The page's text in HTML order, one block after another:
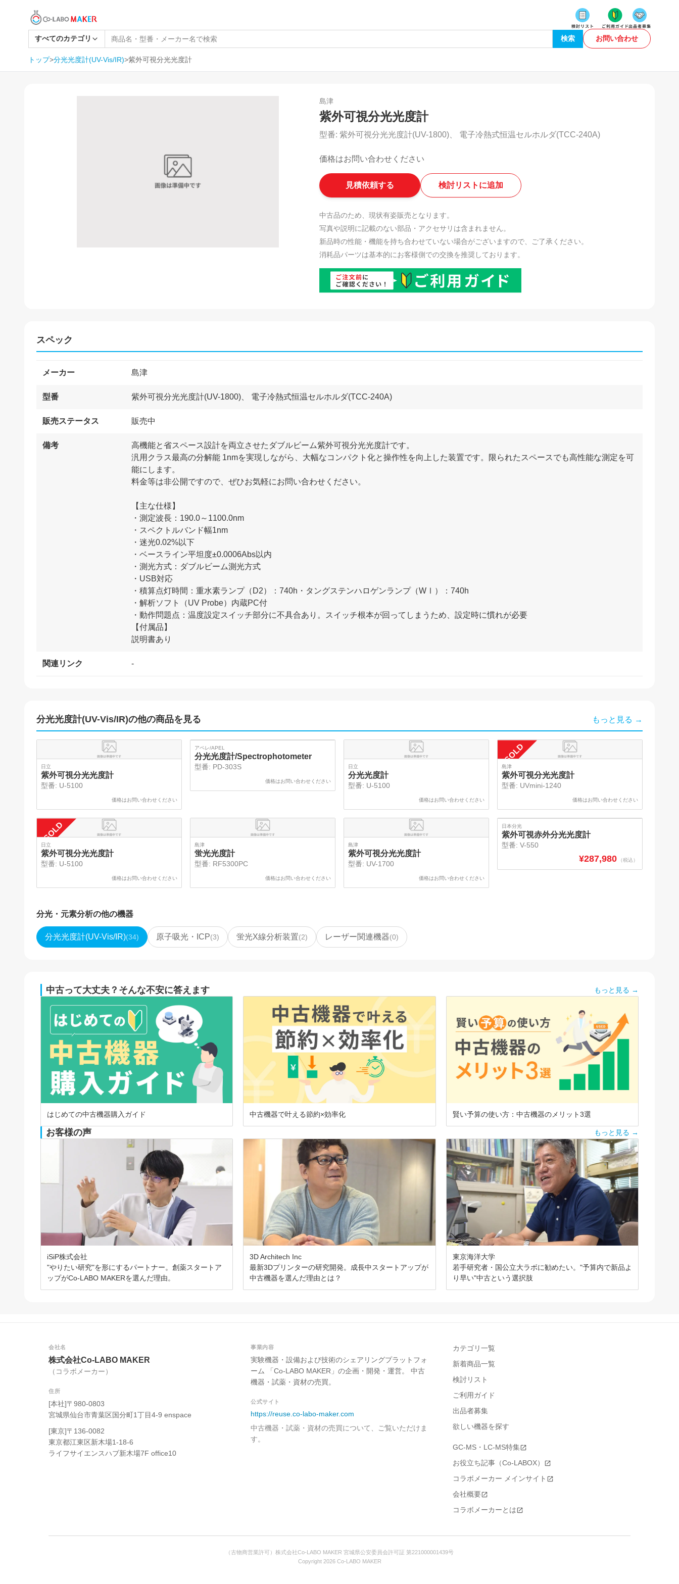
すべてのカテゴリ 検索 お問い合わせ
トップ>分光光度計(UV-Vis/IR)>紫外可視分光光度計
島津
紫外可視分光光度計
型番: 紫外可視分光光度計(UV-1800)、 電子冷熱式恒温セルホルダ(TCC-240A)
価格はお問い合わせください
見積依頼する 検討リストに追加
中古品のため、現状有姿販売となります。
写真や説明に記載のない部品・アクセサリは含まれません。
新品時の性能・機能を持ち合わせていない場合がございますので、ご了承ください。
消耗品パーツは基本的にお客様側での交換を推奨しております。
スペック
メーカー 島津
型番 紫外可視分光光度計(UV-1800)、 電子冷熱式恒温セルホルダ(TCC-240A)
販売ステータス 販売中
備考
高機能と省スペース設計を両立させたダブルビーム紫外可視分光光度計です。
汎用クラス最高の分解能 1nmを実現しながら、大幅なコンパクト化と操作性を向上した装置です。限られたスペースでも高性能な測定を可
能にします。
料金等は非公開ですので、ぜひお気軽にお問い合わせください。
【主な仕様】
・測定波長：190.0～1100.0nm
・スペクトルバンド幅1nm
・迷光0.02%以下
・ベースライン平坦度±0.0006Abs以内
・測光方式：ダブルビーム測光方式
・USB対応
・積算点灯時間：重水素ランプ（D2）：740h・タングステンハロゲンランプ（WⅠ）：740h
・解析ソフト（UV Probe）内蔵PC付
・動作問題点：温度設定スイッチ部分に不具合あり。スイッチ根本が回ってしまうため、設定時に慣れが必要
【付属品】
関連リンク -
分光光度計(UV-Vis/IR)の他の商品を見る もっと見る →
日立
紫外可視分光光度計
型番: U-5100
価格はお問い合わせください
アペレ/APEL
分光光度計/Spectrophotometer
型番: PD-303S
価格はお問い合わせください
日立
分光光度計
型番: U-5100
価格はお問い合わせください
SOLD
島津
紫外可視分光光度計
型番: UVmini-1240
価格はお問い合わせください
SOLD
日立
紫外可視分光光度計
型番: U-5100
価格はお問い合わせください
島津
蛍光光度計
型番: RF5300PC
価格はお問い合わせください
島津
紫外可視分光光度計
型番: UV-1700
価格はお問い合わせください
日本分光
紫外可視赤外分光光度計
型番: V-550
¥287,980 （税込）
分光・元素分析の他の機器
分光光度計(UV-Vis/IR)(34) 原子吸光・ICP(3) 蛍光X線分析装置(2) レーザー関連機器(0)
中古って大丈夫？そんな不安に答えます もっと見る →
はじめての中古機器購入ガイド 中古機器で叶える節約×効率化 賢い予算の使い方：中古機器のメリット3選
お客様の声 もっと見る →
iSiP株式会社
"やりたい研究"を形にするパートナー。創薬スタートア
ップがCo-LABO MAKERを選んだ理由。
3D Architech Inc
最新3Dプリンターの研究開発。成長中スタートアップが
中古機器を選んだ理由とは？
東京海洋大学
若手研究者・国公立大ラボに勧めたい。"予算内で新品よ
り早い"中古という選択肢
会社名
株式会社Co-LABO MAKER
（コラボメーカー）
住所
[本社]〒980-0803
宮城県仙台市青葉区国分町1丁目4-9 enspace
[東京]〒136-0082
東京都江東区新木場1-18-6
ライフサイエンスハブ新木場7F office10
事業内容
実験機器・設備および技術のシェアリングプラットフォ
ーム 「Co-LABO MAKER」の企画・開発・運営。 中古
機器・試薬・資材の売買。
公式サイト
https://reuse.co-labo-maker.com
中古機器・試薬・資材の売買について、ご覧いただけま
す。
カテゴリ一覧
新着商品一覧
検討リスト
ご利用ガイド
出品者募集
欲しい機器を探す
GC-MS・LC-MS特集
お役立ち記事（Co-LABOX）
コラボメーカー メインサイト
会社概要
コラボメーカーとは
（古物商営業許可）株式会社Co-LABO MAKER 宮城県公安委員会許可証 第221000001439号
Copyright 2026Co-LABO MAKER